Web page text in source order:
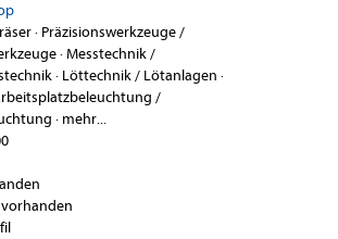
· Präzisionswerkzeuge /
·Messtechnik /
· Löttechnik / Lötanlagen ·
/
· mehr...